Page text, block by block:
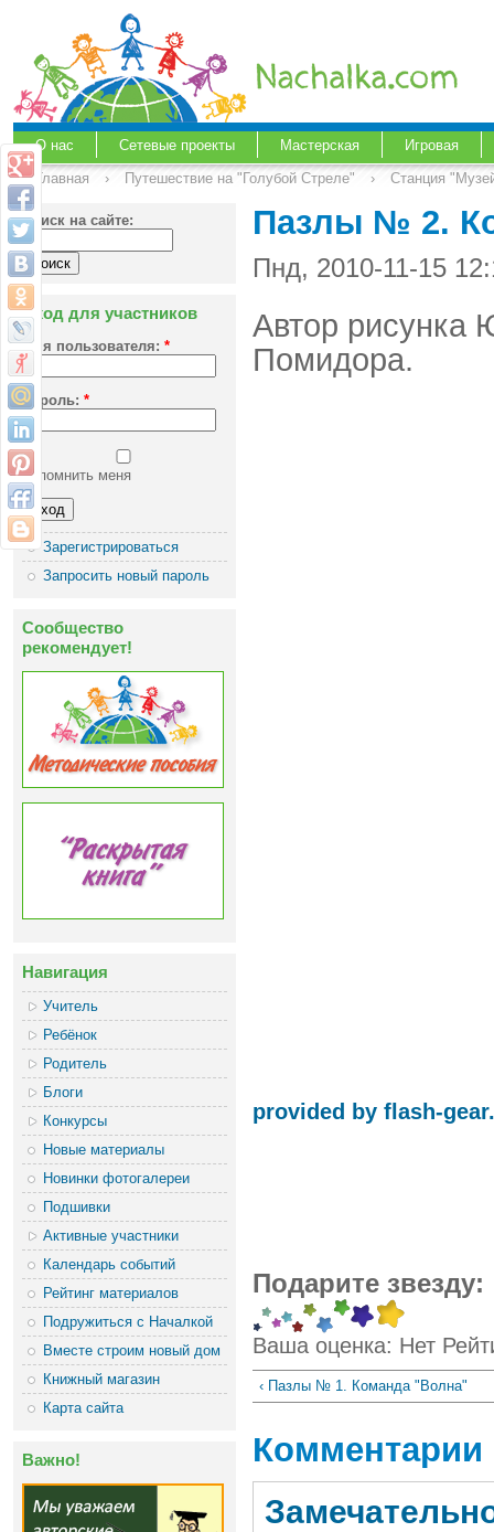
О нас Сетевые проекты Мастерская
Игровая
Главная
› Путешествие на "Голубой Стреле" › Станция
Поиск на сайте:
Вход для участников
Имя пользователя: *
Пароль: *
Запомнить меня
Зарегистрироваться
Запросить новый пароль
Сообщество
рекомендует!
Навигация
Учитель
Ребёнок
Родитель
Блоги
Конкурсы
Новые материалы
Новинки фотогалереи
Подшивки
Активные участники
Календарь событий
Рейтинг материалов
Подружиться с Началкой
Вместе строим новый дом
Книжный магазин
Карта сайта
Важно!
Пазлы № 2.
Пнд, 2010-11-15
Автор рисунка
Помидора.
provided by flash-
Подарите звезду:
Ваша оценка: Нет
‹ Пазлы № 1. Команда "Волна"
Комментарии